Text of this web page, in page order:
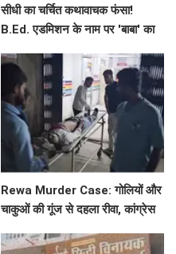
सीधी का चर्चित कथावाचक फंसा!
B.Ed. एडमिशन के नाम पर 'बाबा' का
और फिर FIR
Rewa Murder Case: गोलियों और
चाकुओं की गूंज से दहला रीवा, कांग्रेस
गिरफ्तार!